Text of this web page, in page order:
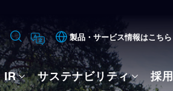
製品・サービス情報はこちら
IR サステナビリティ 採用